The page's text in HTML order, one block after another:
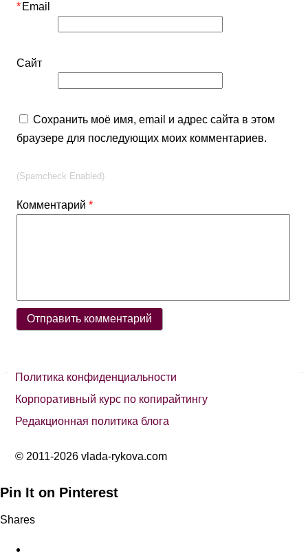
Комментарий*
Email
*
Сайт
Сохранить моё имя, email и адрес сайта в этом
браузере для последующих моих комментариев.
(Spamcheck Enabled)
Политика конфиденциальности
Корпоративный курс по копирайтингу
Редакционная политика блога
© 2011-2026 vlada-rykova.com
Pin It on Pinterest
Shares